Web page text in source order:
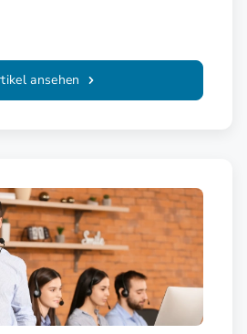
ansehen